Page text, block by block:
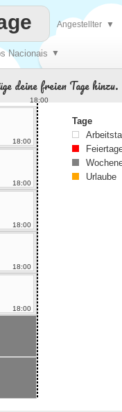
Nacionais ▼
Angestellter ▼
deine freien Tage hinzu.
18:00
18:00
18:00
18:00
18:00
18:00
Tage
Urlaube